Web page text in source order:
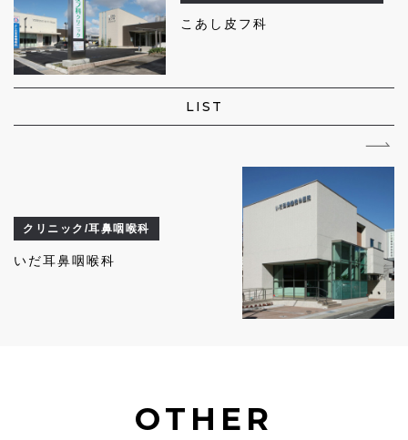
こあし皮フ科
LIST
クリニック/耳鼻咽喉科
いだ耳鼻咽喉科
OTHER